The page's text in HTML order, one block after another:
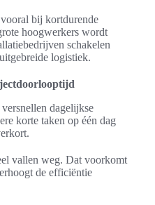
bij kortdurende
hoogwerkers wordt
schakelen
logistiek.
dagelijkse
korte taken op één dag
vallen weg. Dat voorkomt
de efficiëntie